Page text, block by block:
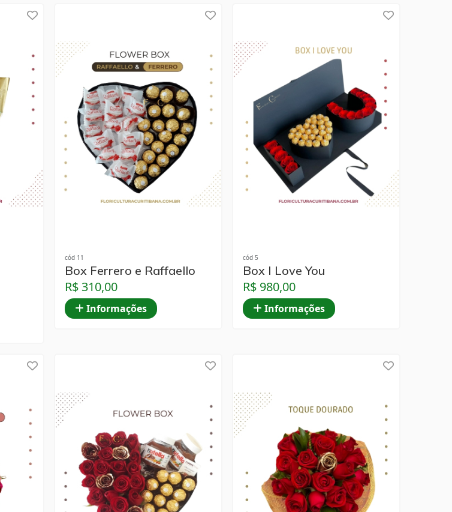
cód 11
Box Ferrero e Raffaello
R$ 310,00
Informações
cód 5
Box I Love You
R$ 980,00
Informações